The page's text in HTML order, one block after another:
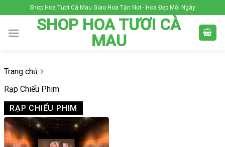
to
content
Shop Hoa Tươi Cà Mau Giao Hoa Tận Nơi - Hoa Đẹp Mỗi Ngày
SHOP HOA TƯƠI CÀ
MAU
Trang chủ
Rạp Chiếu Phim
RẠP CHIẾU PHIM